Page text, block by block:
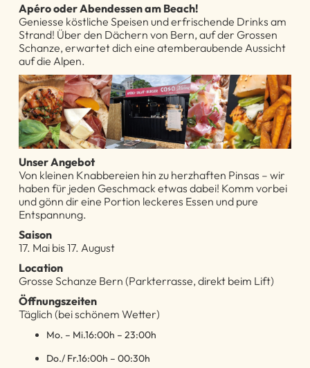
Apéro oder Abendessen am Beach!
Geniesse köstliche Speisen und erfrischende Drinks am
Strand! Über den Dächern von Bern, auf der Grossen
Schanze, erwartet dich eine atemberaubende Aussicht
auf die Alpen.
Unser Angebot
Von kleinen Knabbereien hin zu herzhaften Pinsas – wir
haben für jeden Geschmack etwas dabei! Komm vorbei
und gönn dir eine Portion leckeres Essen und pure
Entspannung.
Saison
17. Mai bis 17. August
Location
Grosse Schanze Bern (Parkterrasse, direkt beim Lift)
Öffnungszeiten
Täglich (bei schönem Wetter)
Mo. – Mi.16:00h – 23:00h
Do./ Fr.16:00h – 00:30h